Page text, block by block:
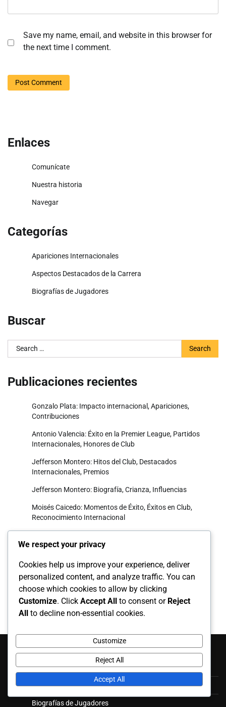
Save my name, email, and website in this browser for
the next time I comment.
Enlaces
Comunícate
Nuestra historia
Navegar
Categorías
Apariciones Internacionales
Aspectos Destacados de la Carrera
Biografías de Jugadores
Buscar
Search
for:
Publicaciones recientes
Gonzalo Plata: Impacto internacional, Apariciones,
Contribuciones
Antonio Valencia: Éxito en la Premier League, Partidos
Internacionales, Honores de Club
Jefferson Montero: Hitos del Club, Destacados
Internacionales, Premios
Jefferson Montero: Biografía, Crianza, Influencias
Moisés Caicedo: Momentos de Éxito, Éxitos en Club,
Reconocimiento Internacional
Archivo
March 2026
February 2026
Categorías
Apariciones Internacionales
Aspectos Destacados de la Carrera
Biografías de Jugadores
We respect your privacy
Cookies help us improve your experience, deliver
personalized content, and analyze traffic. You can
choose which cookies to allow by clicking
Customize. Click Accept All to consent or Reject
All to decline non-essential cookies.
Customize
Reject All
Accept All